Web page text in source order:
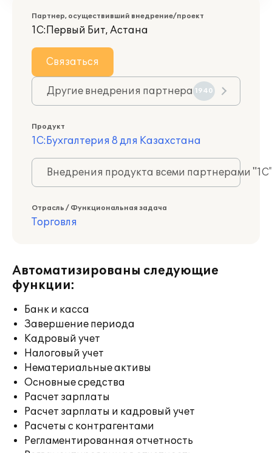
Партнер, осуществивший внедрение/проект
1С:Первый Бит, Астана
Связаться
Другие внедрения партнера 1940
Продукт
1С:Бухгалтерия 8 для Казахстана
Внедрения продукта всеми партнерами
Отрасль / Функциональная задача
Торговля
Автоматизированы следующие
функции:
Банк и касса
Завершение периода
Кадровый учет
Налоговый учет
Нематериальные активы
Основные средства
Расчет зарплаты
Расчет зарплаты и кадровый учет
Расчеты с контрагентами
Регламентированная отчетность